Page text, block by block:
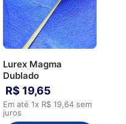
Lurex Magma
Dublado
R$ 19,65
Em até 1x R$ 19,64 sem
juros